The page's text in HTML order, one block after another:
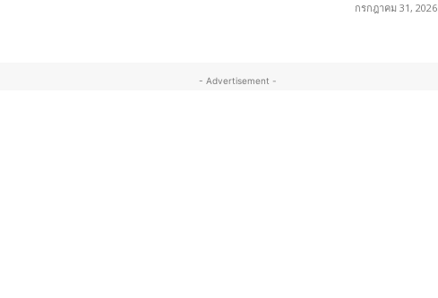
กรกฎาคม 31, 2026
- Advertisement -